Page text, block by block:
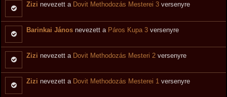
Zizi nevezett a Dovit Methodozás Mesterei 3 versenyre
Barinkai János nevezett a Páros Kupa 3 versenyre
Zizi nevezett a Dovit Methodozás Mesteri 2 versenyre
Zizi nevezett a Dovit Methodozás Mesterei 1 versenyre